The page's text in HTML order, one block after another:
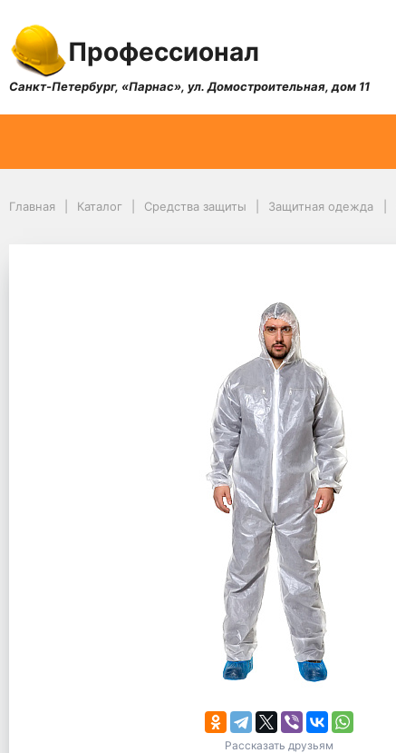
Профессионал
Санкт-Петербург, «Парнас», ул. Домостроительная, дом 11
Главная Каталог Средства защиты Защитная одежда
Рассказать друзьям